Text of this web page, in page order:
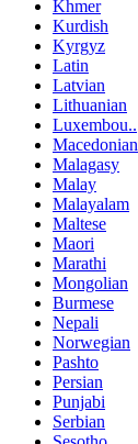
Khmer
Kurdish
Kyrgyz
Latin
Latvian
Lithuanian
Luxembou..
Macedonian
Malagasy
Malay
Malayalam
Maltese
Maori
Marathi
Mongolian
Burmese
Nepali
Norwegian
Pashto
Persian
Punjabi
Serbian